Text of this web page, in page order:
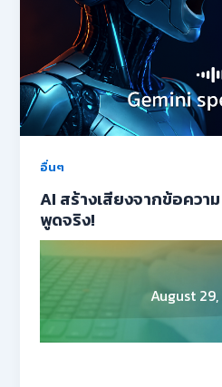
อื่นๆ
AI สร้างเสียงจากข้อควา
พูดจริง!
August